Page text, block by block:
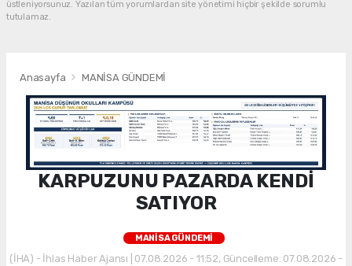
üstleniyorsunuz. Yazılan tüm yorumlardan site yönetimi hiçbir şekilde sorumlu
tutulamaz.
Anasayfa MANİSA GÜNDEMİ
KARPUZUNU PAZARDA KENDİ
SATIYOR
MANİSA GÜNDEMİ
(İHA) - İhlas Haber Ajansı | 07.08.2026 - 11:52, Güncelleme: 07.08.2026 -